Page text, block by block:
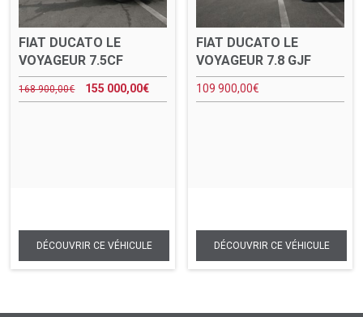
FIAT DUCATO LE
VOYAGEUR 7.5CF
168 900,00€ 155 000,00€
FIAT DUCATO LE
VOYAGEUR 7.8 GJF
109 900,00€